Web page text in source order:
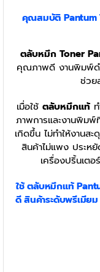
คุณสมบัติ Pantum
ตลับหมึก Toner
คุณภาพดี งานพิมพ์ดำ
ช่วย
เมื่อใช้ ตลับหมึกแท้ท
ภาพการและงานพิม
เกิดขึ้น ไม่ทำให้งานส
สินค้าไม่แพง ประหยั
เครื่องปริ้นเต
ใช้ตลับหมึกแท้
ดี สินค้าระดับพรีเมียม